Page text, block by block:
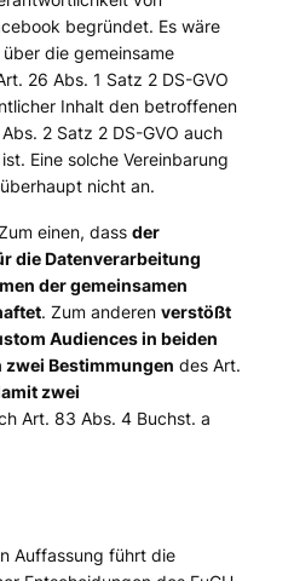
begründet. Es wäre
die gemeinsame
26 Abs. 1 Satz 2 DS-GVO
Inhalt den betroffenen
2 Satz 2 DS-GVO auch
Eine solche Vereinbarung
nicht an.
einen, dass der
die Datenverarbeitung
der gemeinsamen
. Zum anderen verstößt
Audiences in beiden
zwei Bestimmungen des Art.
zwei
Art. 83 Abs. 4 Buchst. a
Auffassung führt die